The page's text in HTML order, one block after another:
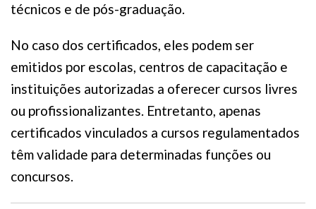
técnicos e de pós-graduação.
No caso dos certificados, eles podem ser
emitidos por escolas, centros de capacitação e
instituições autorizadas a oferecer cursos livres
ou profissionalizantes. Entretanto, apenas
certificados vinculados a cursos regulamentados
têm validade para determinadas funções ou
concursos.